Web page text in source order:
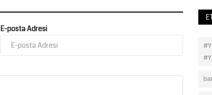
E-posta Adresi